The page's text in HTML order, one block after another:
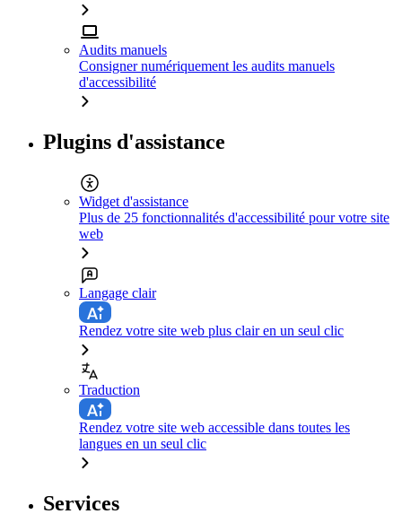
Audits manuels
Consigner numériquement les audits manuels
d'accessibilité
Plugins d'assistance
Widget d'assistance
Plus de 25 fonctionnalités d'accessibilité pour votre site
web
Langage clair
Rendez votre site web plus clair en un seul clic
Traduction
Rendez votre site web accessible dans toutes les
langues en un seul clic
Services